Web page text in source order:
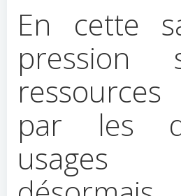
En cette
pression
par les